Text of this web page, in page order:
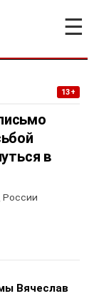
☰
13+
в
России
Вячеслав